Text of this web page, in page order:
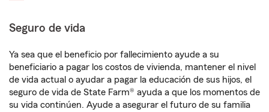
Seguro de vida
Ya sea que el beneficio por fallecimiento ayude a su
beneficiario a pagar los costos de vivienda, mantener el nivel
de vida actual o ayudar a pagar la educación de sus hijos, el
seguro de vida de State Farm® ayuda a que los momentos de
su vida continúen. Ayude a asegurar el futuro de su familia